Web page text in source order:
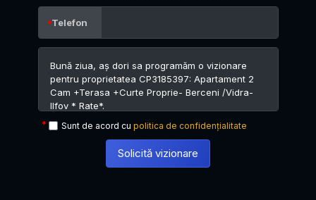
Telefon
Sunt de acord cu politica de confidențialitate
Solicită vizionare